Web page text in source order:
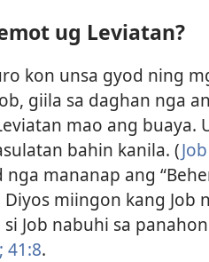
ug Leviatan?
kon unsa gyod ning
giila sa daghan nga
mao ang buaya.
bahin kanila. (
mananap ang
miingon kang Job
Job nabuhi sa
41:8.